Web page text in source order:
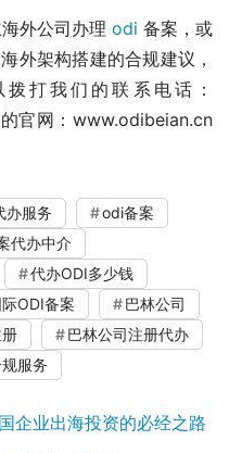
外公司办理 odi 备案，或
外架构搭建的合规建议，
打我们的联系电话：
官网：www.odibeian.cn
办服务
odi备案
代办中介
代办ODI多少钱
ODI备案
巴林公司
巴林公司注册代办
服务
企业出海投资的必经之路